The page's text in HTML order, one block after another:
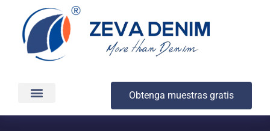
Obtenga muestras gratis